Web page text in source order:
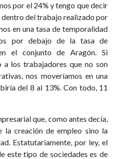
por el 24% y tengo que decir
del trabajo realizado por
en una tasa de temporalidad
por debajo de la tasa de
el conjunto de Aragón. Si
a los trabajadores que no son
nos moveríamos en una
del 8 al 13%. Con todo, 11
que, como antes decía,
la creación de empleo sino la
Estatutariamente, por ley, el
este tipo de sociedades es de